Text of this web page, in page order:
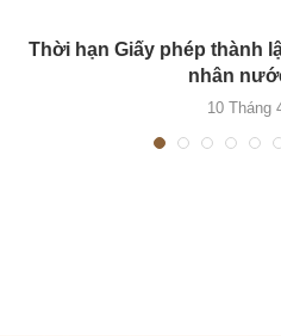
Thời hạn Giấy phép thành
nhân
10 Tháng